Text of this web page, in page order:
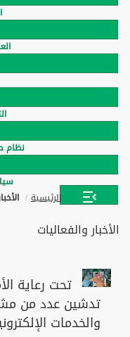
نظام
الرئيسية
الأخبار والفعاليات
تحت رعاية
تدشين عدد من
والخدمات